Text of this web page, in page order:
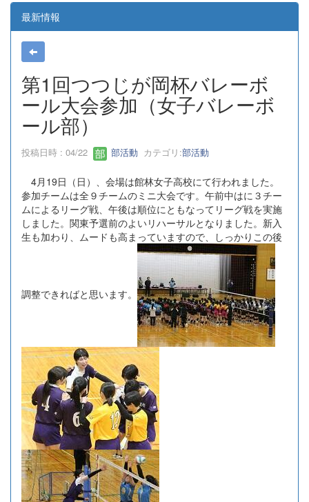
最新情報
第1回つつじが岡杯バレーボ
ール大会参加（女子バレーボ
ール部）
投稿日時 : 04/22 部活動 カテゴリ:部活動
4月19日（日）、会場は館林女子高校にて行われました。
参加チームは全９チームのミニ大会です。午前中はに３チー
ムによるリーグ戦、午後は順位にともなってリーグ戦を実施
しました。関東予選前のよいリハーサルとなりました。新入
生も加わり、ムードも高まっていますので、しっかりこの後
調整できればと思います。